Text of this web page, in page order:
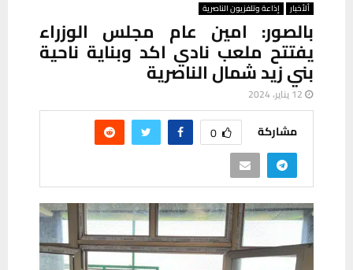
ألأخبار إذاعة وتلفزيون الناصرية
بالصور: امين عام مجلس الوزراء
يفتتح ملعب نادي اكد وبناية ناحية
بني زيد شمال الناصرية
12 يناير، 2024
مشاركة 0